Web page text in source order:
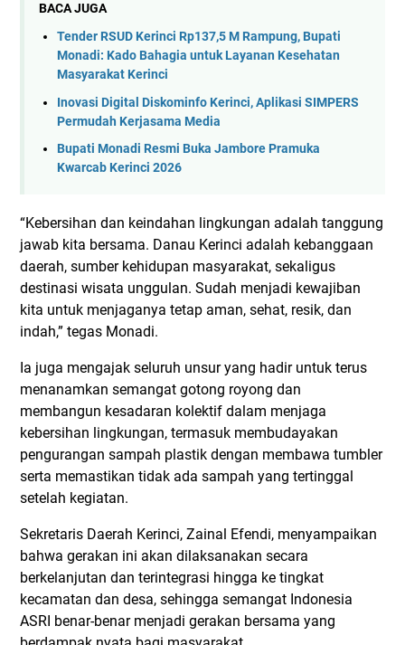
BACA JUGA
Tender RSUD Kerinci Rp137,5 M Rampung, Bupati
Monadi: Kado Bahagia untuk Layanan Kesehatan
Masyarakat Kerinci
Inovasi Digital Diskominfo Kerinci, Aplikasi SIMPERS
Permudah Kerjasama Media
Bupati Monadi Resmi Buka Jambore Pramuka
Kwarcab Kerinci 2026
“Kebersihan dan keindahan lingkungan adalah tanggung
jawab kita bersama. Danau Kerinci adalah kebanggaan
daerah, sumber kehidupan masyarakat, sekaligus
destinasi wisata unggulan. Sudah menjadi kewajiban
kita untuk menjaganya tetap aman, sehat, resik, dan
indah,” tegas Monadi.
Ia juga mengajak seluruh unsur yang hadir untuk terus
menanamkan semangat gotong royong dan
membangun kesadaran kolektif dalam menjaga
kebersihan lingkungan, termasuk membudayakan
pengurangan sampah plastik dengan membawa tumbler
serta memastikan tidak ada sampah yang tertinggal
setelah kegiatan.
Sekretaris Daerah Kerinci, Zainal Efendi, menyampaikan
bahwa gerakan ini akan dilaksanakan secara
berkelanjutan dan terintegrasi hingga ke tingkat
kecamatan dan desa, sehingga semangat Indonesia
ASRI benar-benar menjadi gerakan bersama yang